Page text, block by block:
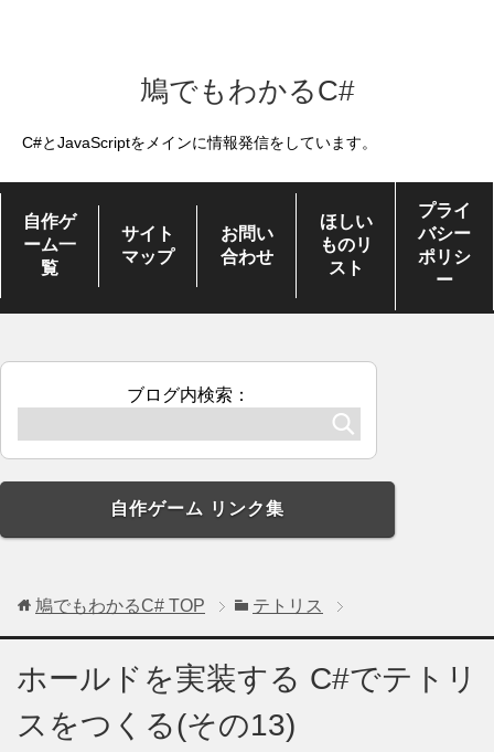
鳩でもわかるC#
C#とJavaScriptをメインに情報発信をしています。
自作ゲ
ーム一
覧
サイト
マップ
お問い
合わせ
ほしい
ものリ
スト
プライ
バシー
ポリシ
ー
ブログ内検索：
自作ゲーム リンク集
鳩でもわかるC# TOP テトリス
ホールドを実装する C#でテトリ
スをつくる(その13)